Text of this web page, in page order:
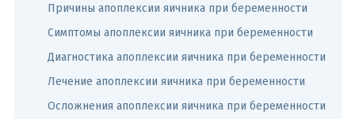
Причины апоплексии яичника при беременности
Симптомы апоплексии яичника при беременности
Диагностика апоплексии яичника при беременности
Лечение апоплексии яичника при беременности
Осложнения апоплексии яичника при беременности